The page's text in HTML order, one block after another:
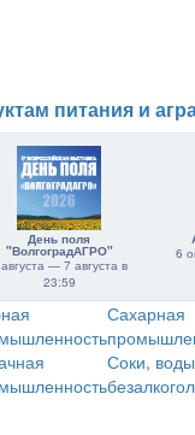
питания и
День поля
"ВолгоградАГРО"
— 7 августа в
23:59
6
Сахарная
Соки,